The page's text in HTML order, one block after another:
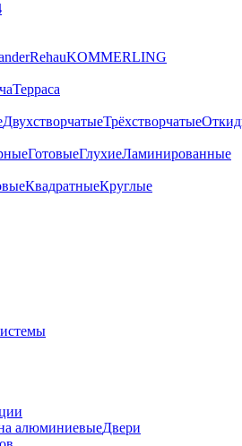
RehauKOMMERLING
Терраса
ДвухстворчатыеТрёхстворчатые
ГотовыеГлухиеЛаминированные
КвадратныеКруглые
алюминиевыеДвери